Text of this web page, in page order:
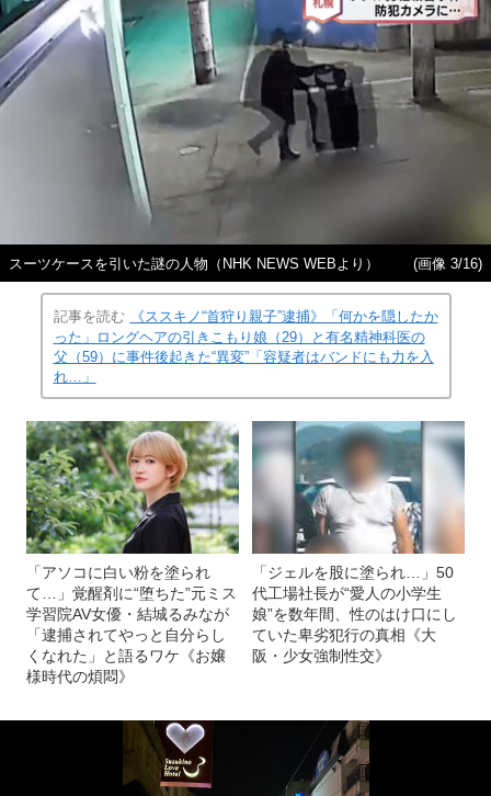
スーツケースを引いた謎の人物（NHK NEWS WEBより） (画像 3/16)
記事を読む
《ススキノ“首狩り親子”逮捕》「何かを隠したか
った」ロングヘアの引きこもり娘（29）と有名精神科医の
父（59）に事件後起きた“異変”「容疑者はバンドにも力を入
れ…」
「アソコに白い粉を塗られ
て…」覚醒剤に“堕ちた”元ミス
学習院AV女優・結城るみなが
「逮捕されてやっと自分らし
くなれた」と語るワケ《お嬢
様時代の煩悶》
「ジェルを股に塗られ…」50
代工場社長が“愛人の小学生
娘”を数年間、性のはけ口にし
ていた卑劣犯行の真相《大
阪・少女強制性交》